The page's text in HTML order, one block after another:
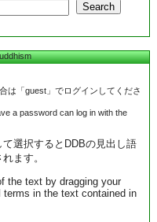
Search
は「guest」でログインしてくださ
a password can log in with the
選択するとDDBの見出し語
ます。
the text by dragging your
terms in the text contained in